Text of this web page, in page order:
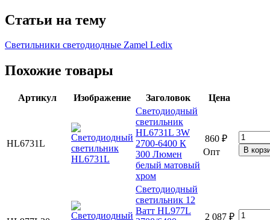
Статьи на тему
Светильники светодиодные Zamel Ledix
Похожие товары
Артикул Изображение Заголовок Цена
HL6731L
Светодиодный
светильник
HL6731L 3W
2700-6400 К
300 Люмен
белый матовый
хром
860 ₽
Опт
Светодиодный
светильник 12
Ватт HL977L
2 087 ₽